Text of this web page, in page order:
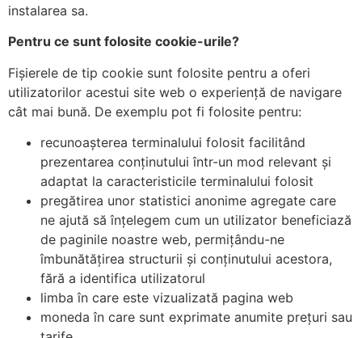
instalarea sa.
Pentru ce sunt folosite cookie-urile?
Fișierele de tip cookie sunt folosite pentru a oferi
utilizatorilor acestui site web o experiență de navigare
cât mai bună. De exemplu pot fi folosite pentru:
recunoașterea terminalului folosit facilitând
prezentarea conținutului într-un mod relevant și
adaptat la caracteristicile terminalului folosit
pregătirea unor statistici anonime agregate care
ne ajută să înțelegem cum un utilizator beneficiază
de paginile noastre web, permițându-ne
îmbunătățirea structurii și conținutului acestora,
fără a identifica utilizatorul
limba în care este vizualizată pagina web
moneda în care sunt exprimate anumite prețuri sau